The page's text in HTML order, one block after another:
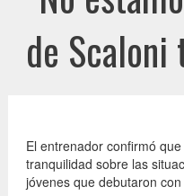
de
El entrenador confirmó
tranquilidad sobre las
jóvenes que debutaron